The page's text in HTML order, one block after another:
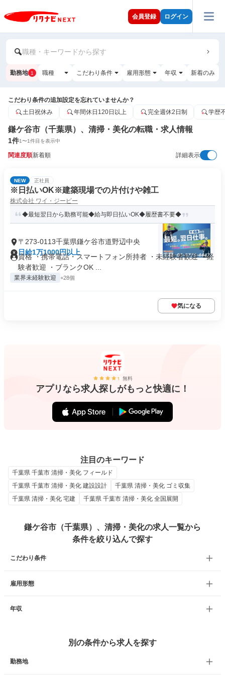
会員登録 ログイン
職種・キーワードから探す
勤務地 1 職種 こだわり条件 雇用形態 年収 新着のみ
こだわり条件の追加設定を忘れていませんか？
土日祝休み
年間休日120日以上 完全週休2日制 学歴
鎌ケ谷市（千葉県）、清掃・美化の転職・求人情報
1件1〜1件目を表示中
関連度順新着順 詳細表示
NEW 正社員
※日払いOK※建築現場での片付けや雑工
株式会社 ワイ・ジービー
◆最短翌日から勤務可能◆給与即日払いOK◆履歴書不要◆
〒273-0113千葉県鎌ケ谷市道野辺中央
日給1万1000円以上
資格 ・携帯電話・スマートフォン所持者 ・未経験者歓迎 ・経
験者歓迎 ・ブランクOK ...
業界未経験歓迎 +28個
気になる
無料
アプリなら求人探しがもっと快適に！
注目のキーワード
千葉県 千葉市 清掃・美化 フィールド
千葉県 千葉市 清掃・美化 建設設計
千葉県 清掃・美化 ゴミ収集
千葉県 清掃・美化 宅建
千葉県 千葉市 清掃・美化 全国展開
鎌ケ谷市（千葉県）、清掃・美化の求人一覧から
条件を絞り込んで探す
こだわり条件
雇用形態
年収
別の条件から求人を探す
勤務地